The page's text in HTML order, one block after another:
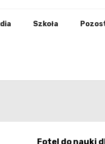
Szkoła
Fotel do nauki